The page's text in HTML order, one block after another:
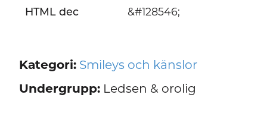
HTML dec &#128546;
Kategori: Smileys och känslor
Undergrupp:Ledsen & orolig